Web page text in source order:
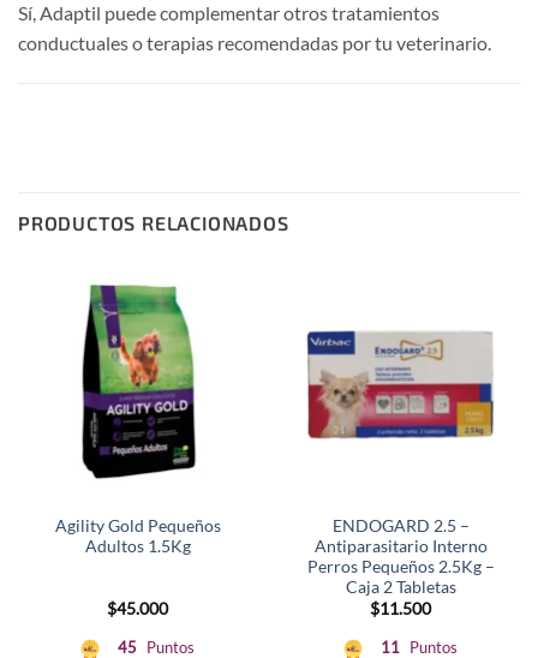
Sí, Adaptil puede complementar otros tratamientos
conductuales o terapias recomendadas por tu veterinario.
PRODUCTOS RELACIONADOS
Agility Gold Pequeños
Adultos 1.5Kg
$45.000
45 Puntos
ENDOGARD 2.5 –
Antiparasitario Interno
Perros Pequeños 2.5Kg –
Caja 2 Tabletas
$11.500
11 Puntos